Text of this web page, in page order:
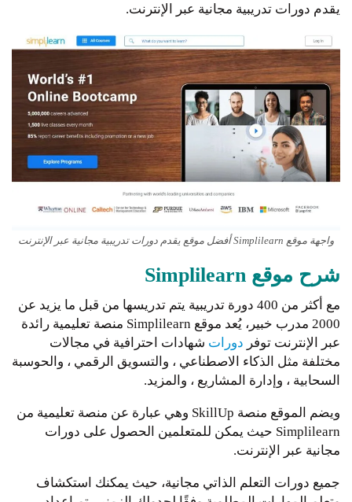
يقدم دورات تدريبية مجانية عبر الإنترنت.
واجهة موقع Simplilearn أفضل موقع يقدم دورات تدريبية مجانية عبر الإنترنت
شرح موقع Simplilearn
مع أكثر من 400 دورة تدريبية يتم تدريسها من قبل ما يزيد عن
2000 مدرب خبير، يُعد موقع Simplilearn منصة تعليمية رائدة
عبر الإنترنت توفر دورات شهادات احترافية في مجالات
مختلفة مثل الذكاء الاصطناعي ، والتسويق الرقمي ، والحوسبة
السحابية ، وإدارة المشاريع ، والمزيد.
ويضم الموقع منصة SkillUp وهي عبارة عن منصة تعليمية من
Simplilearn حيث يمكن للمتعلمين الحصول على دورات
مجانية عبر الإنترنت.
جميع دورات التعلم الذاتي مجانية، حيث يمكنك استكشاف